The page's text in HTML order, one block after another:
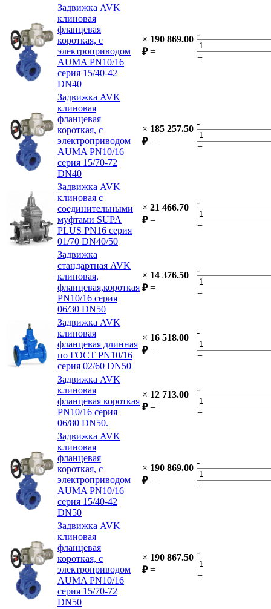
Задвижка AVK
клиновая
фланцевая
короткая, с
электроприводом
AUMA PN10/16
серия 15/40-42
DN40
× 190 869.00
₽ =
-
+
Задвижка AVK
клиновая
фланцевая
короткая, с
электроприводом
AUMA PN10/16
серия 15/70-72
DN40
× 185 257.50
₽ =
-
+
Задвижка AVK
клиновая с
соединительными
муфтами SUPA
PLUS PN16 серия
01/70 DN40/50
× 21 466.70
₽ =
-
+
Задвижка
стандартная AVK
клиновая,
фланцевая,короткая
PN10/16 cерия
06/30 DN50
× 14 376.50
₽ =
-
+
Задвижка AVK
клиновая
фланцевая длинная
по ГОСТ PN10/16
серия 02/60 DN50
× 16 518.00
₽ =
-
+
Задвижка AVK
клиновая
фланцевая короткая
PN10/16 серия
06/80 DN50.
× 12 713.00
₽ =
-
+
Задвижка AVK
клиновая
фланцевая
короткая, с
электроприводом
AUMA PN10/16
серия 15/40-42
DN50
× 190 869.00
₽ =
-
+
Задвижка AVK
клиновая
фланцевая
короткая, с
электроприводом
AUMA PN10/16
серия 15/70-72
DN50
× 190 867.50
₽ =
-
+